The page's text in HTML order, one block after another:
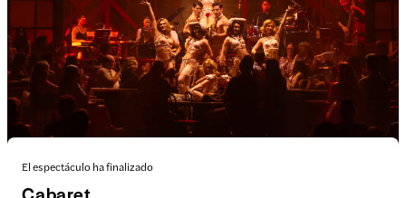
El espectáculo ha finalizado